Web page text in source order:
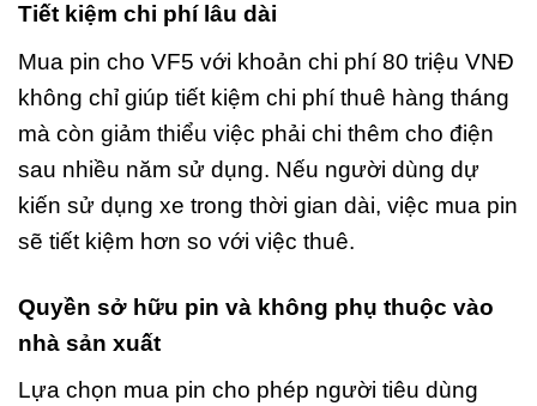
Tiết kiệm chi phí lâu dài
Mua pin cho VF5 với khoản chi phí 80 triệu VNĐ
không chỉ giúp tiết kiệm chi phí thuê hàng tháng
mà còn giảm thiểu việc phải chi thêm cho điện
sau nhiều năm sử dụng. Nếu người dùng dự
kiến sử dụng xe trong thời gian dài, việc mua pin
sẽ tiết kiệm hơn so với việc thuê.
Quyền sở hữu pin và không phụ thuộc vào
nhà sản xuất
Lựa chọn mua pin cho phép người tiêu dùng